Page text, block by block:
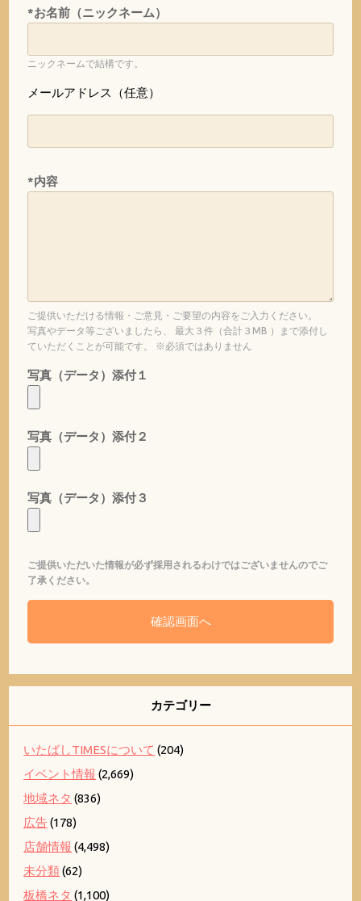
*お名前（ニックネーム）
ニックネームで結構です。
メールアドレス（任意）
*内容
ご提供いただける情報・ご意見・ご要望の内容をご入力ください。
写真やデータ等ございましたら、 最大３件（合計３MB ）まで添付し
ていただくことが可能です。 ※必須ではありません
写真（データ）添付１
写真（データ）添付２
写真（データ）添付３
ご提供いただいた情報が必ず採用されるわけではございませんのでご
了承ください。
カテゴリー
いたばしTIMESについて (204)
イベント情報 (2,669)
地域ネタ (836)
広告(178)
店舗情報 (4,498)
未分類(62)
板橋ネタ (1,100)